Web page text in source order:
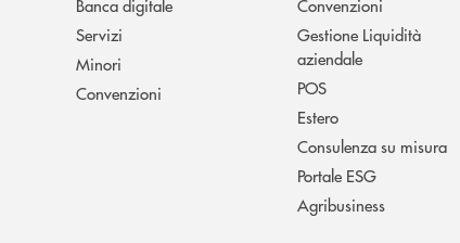
Banca digitale
Servizi
Minori
Convenzioni
Convenzioni
Gestione Liquidità
aziendale
POS
Estero
Consulenza su misura
Portale ESG
Agribusiness